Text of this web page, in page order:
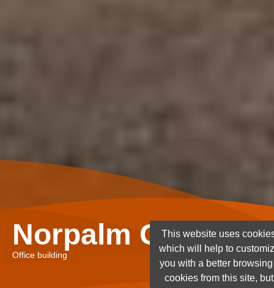
Norpalm Ghana
Office building
This website uses
which will help to
you with a better
cookies from this site,